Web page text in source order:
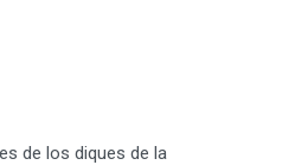
de los diques de la